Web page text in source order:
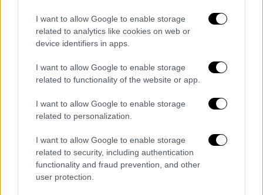
I want to allow Google to enable storage
related to analytics like cookies on web or
device identifiers in apps.
I want to allow Google to enable storage
related to functionality of the website or app.
I want to allow Google to enable storage
related to personalization.
I want to allow Google to enable storage
related to security, including authentication
functionality and fraud prevention, and other
user protection.
Κόσμος|30.07.2023 14:40
«Βόμβα» στις ΗΠΑ: Μηχανικός είχε στο
σπίτι του απόρρητες τεχνολογίες
ραδιοεπικοινωνίας – Έρευνα για
παραβιάσεις ασφαλείας σε 17
στρατιωτικές βάσεις